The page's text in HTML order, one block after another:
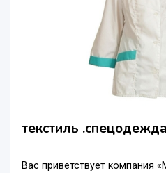
текстиль
Вас приветствует компания